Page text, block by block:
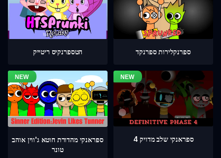
הטספרנקיס ריטייק ספרנקלירות ספרנקד
ספראנקי מהדורת חוטא ג'ווין אוהב
טונר
ספראנקי שלב מדויק 4